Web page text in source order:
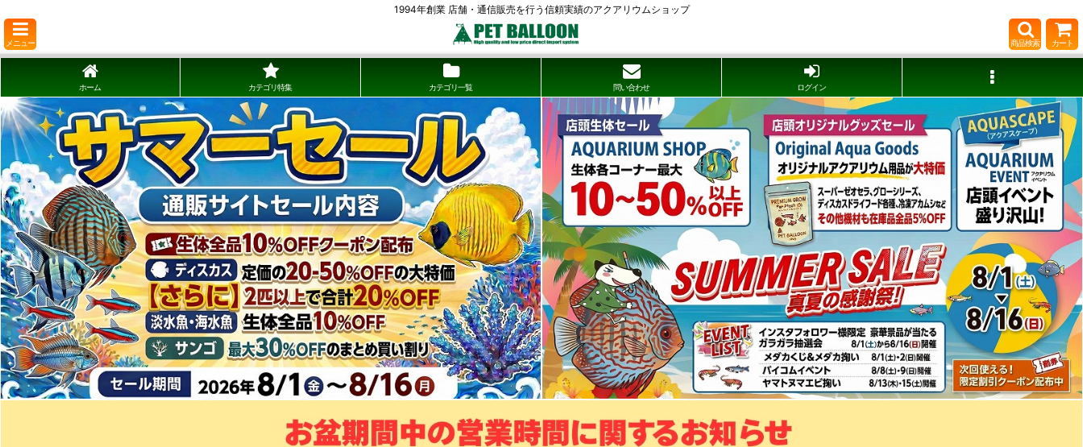
1994年創業 店舗・通信販売を行う信頼実績のアクアリウムショップ
メニュー 商品検索 カート
ホーム カテゴリ特集 カテゴリ一覧 問い合わせ ログイン